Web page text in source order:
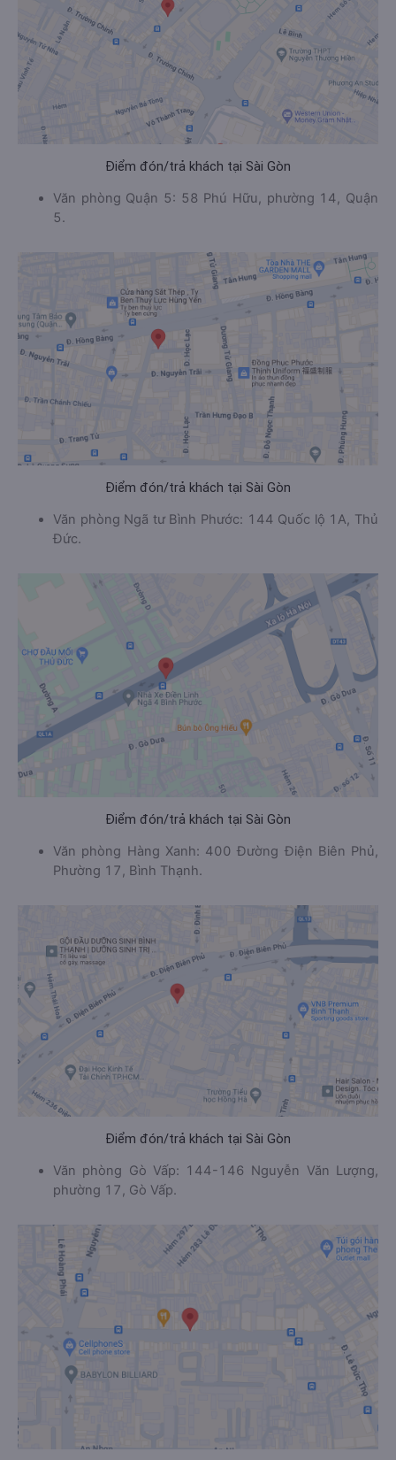
Điểm đón/trả khách tại Sài Gòn
Văn phòng Quận 5: 58 Phú Hữu, phường 14, Quận
5.
Điểm đón/trả khách tại Sài Gòn
Văn phòng Ngã tư Bình Phước: 144 Quốc lộ 1A, Thủ
Đức.
Điểm đón/trả khách tại Sài Gòn
Văn phòng Hàng Xanh: 400 Đường Điện Biên Phủ,
Phường 17, Bình Thạnh.
Điểm đón/trả khách tại Sài Gòn
Văn phòng Gò Vấp: 144-146 Nguyễn Văn Lượng,
phường 17, Gò Vấp.